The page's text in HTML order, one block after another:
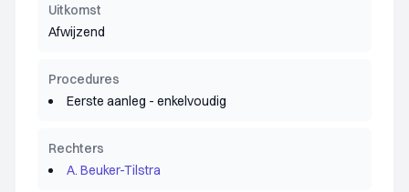
Uitkomst
Afwijzend
Procedures
Eerste aanleg - enkelvoudig
Rechters
A. Beuker-Tilstra